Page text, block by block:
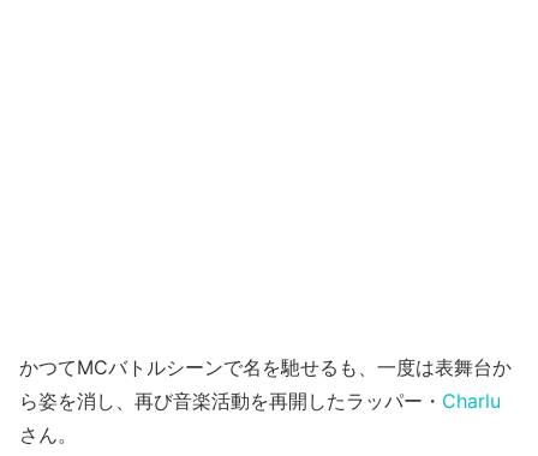
かつてMCバトルシーンで名を馳せるも、一度は表舞台か
ら姿を消し、再び音楽活動を再開したラッパー・ Charlu
さん。